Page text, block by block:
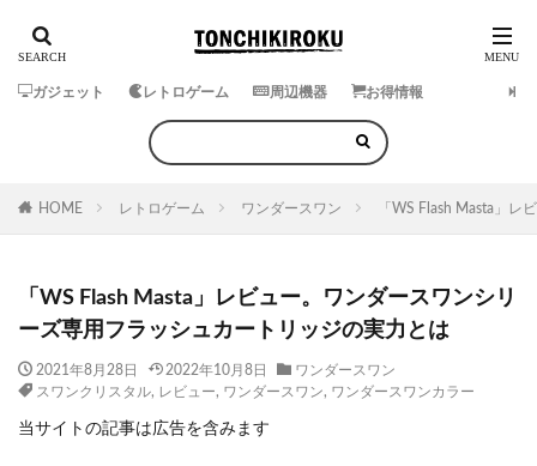
ガジェット レトロゲーム 周辺機器 お得情報
HOME レトロゲーム ワンダースワン 「WS Flash Masta」レ
「WS Flash Masta」レビュー。ワンダースワンシリ
ーズ専用フラッシュカートリッジの実力とは
2021年8月28日 2022年10月8日
ワンダースワン
スワンクリスタル, レビュー, ワンダースワン, ワンダースワンカラー
当サイトの記事は広告を含みます